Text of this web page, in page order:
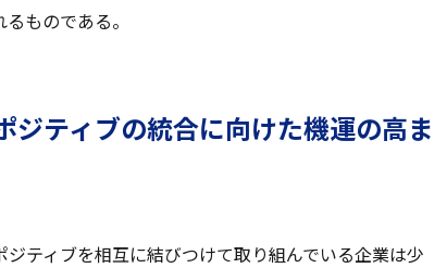
ものである。
ジティブの統合に向けた機運の高ま
ティブを相互に結びつけて取り組んでいる企業は少